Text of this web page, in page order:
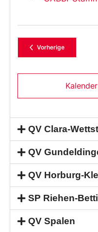
Vorherige
QV Clara-
QV
QV Horburg-
SP Riehen-
QV Spalen